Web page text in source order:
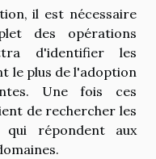
il est nécessaire
des opérations
d'identifier les
le plus de l'adoption
Une fois ces
de rechercher les
qui répondent aux